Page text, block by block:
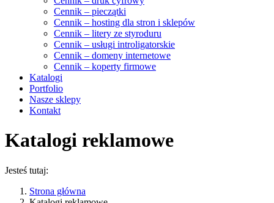
Cennik – pieczątki
Cennik – hosting dla stron i sklepów
Cennik – litery ze styroduru
Cennik – usługi introligatorskie
Cennik – domeny internetowe
Cennik – koperty firmowe
Katalogi
Portfolio
Nasze sklepy
Kontakt
Katalogi reklamowe
Jesteś tutaj:
Strona główna